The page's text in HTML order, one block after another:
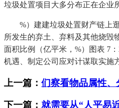
垃圾处置项目大多分布正在企业
%）建建垃圾处置财产链上逛
所发生的弃土、弃料及其他烧毁
面积比例（亿平米，%）图表 7
机遇、制定公司应对计谋取实施
上一篇： 们察看物品属性、
下一篇： 就需要从“人平易